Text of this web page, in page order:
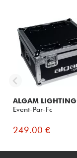
ALGAM LIGHTING
Event-Par-Fc
249.00 €